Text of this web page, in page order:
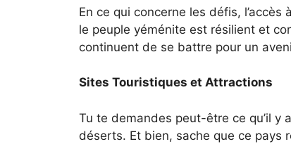
En ce qui concerne les défis,
le peuple yéménite est résilient et
continuent de se battre pour un
Sites Touristiques et Attractions
Tu te demandes peut-être ce qu’il y
déserts. Et bien, sache que ce pays